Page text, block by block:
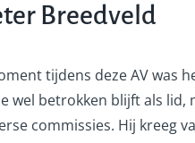
Breedveld
tijdens deze AV was
wel betrokken blijft als lid,
commissies. Hij kreeg